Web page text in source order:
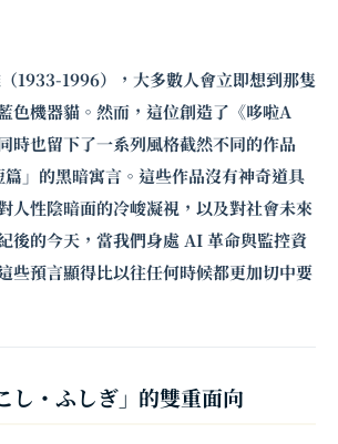
1933-1996），大多數人會立即想到那隻
色機器貓。然而，這位創造了《哆啦A
時也留下了一系列風格截然不同的作品
」的黑暗寓言。這些作品沒有神奇道具
人性陰暗面的冷峻凝視，以及對社會未來
後的今天，當我們身處 AI 革命與監控資
些預言顯得比以往任何時候都更加切中要
し・ふしぎ」的雙重面向